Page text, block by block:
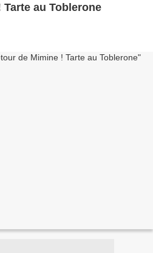
au Toblerone